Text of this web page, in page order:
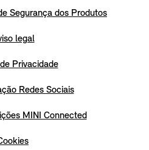
Segurança dos Produtos
legal
Privacidade
Redes Sociais
MINI Connected